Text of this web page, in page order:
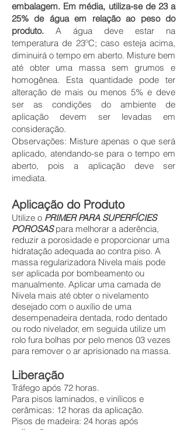
embalagem. Em média, utiliza-se de 23 a
25% de água em relação ao peso do
produto. A água deve estar na
temperatura de 23ºC; caso esteja acima,
diminuirá o tempo em aberto. Misture bem
até obter uma massa sem grumos e
homogênea. Esta quantidade pode ter
alteração de mais ou menos 5% e deve
ser as condições do ambiente de
aplicação devem ser levadas em
consideração.
Observações: Misture apenas o que será
aplicado, atendando-se para o tempo em
aberto, pois a aplicação deve ser
imediata.
Aplicação do Produto
Utilize o PRIMER PARA SUPERFÍCIES
POROSASpara melhorar a aderência,
reduzir a porosidade e proporcionar uma
hidratação adequada ao contra piso. A
massa regularizadora Nivela mais pode
ser aplicada por bombeamento ou
manualmente. Aplicar uma camada de
Nivela mais até obter o nivelamento
desejado com o auxílio de uma
desempenadeira dentada, rodo dentado
ou rodo nivelador, em seguida utilize um
rolo fura bolhas por pelo menos 03 vezes
para remover o ar aprisionado na massa.
Liberação
Tráfego após 72 horas.
Para pisos laminados, e vinílicos e
cerâmicas: 12 horas da aplicação.
Pisos de madeira: 24 horas após